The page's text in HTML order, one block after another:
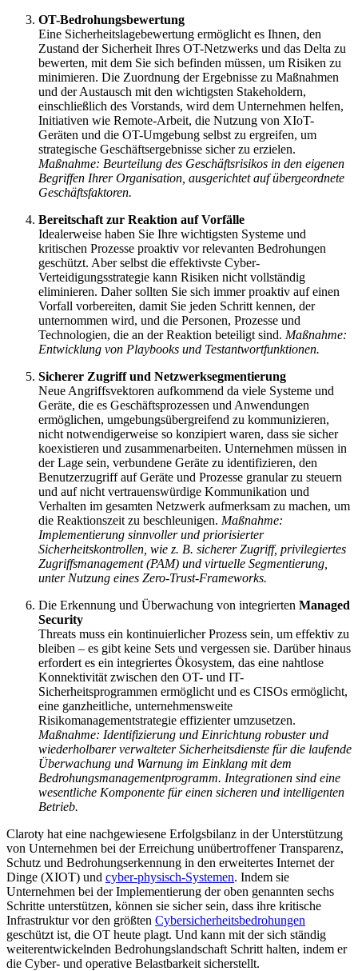
OT-Bedrohungsbewertung
Eine Sicherheitslagebewertung ermöglicht es Ihnen, den
Zustand der Sicherheit Ihres OT-Netzwerks und das Delta zu
bewerten, mit dem Sie sich befinden müssen, um Risiken zu
minimieren. Die Zuordnung der Ergebnisse zu Maßnahmen
und der Austausch mit den wichtigsten Stakeholdern,
einschließlich des Vorstands, wird dem Unternehmen helfen,
Initiativen wie Remote-Arbeit, die Nutzung von XIoT-
Geräten und die OT-Umgebung selbst zu ergreifen, um
strategische Geschäftsergebnisse sicher zu erzielen.
Maßnahme: Beurteilung des Geschäftsrisikos in den eigenen
Begriffen Ihrer Organisation, ausgerichtet auf übergeordnete
Geschäftsfaktoren.
Bereitschaft zur Reaktion auf Vorfälle
Idealerweise haben Sie Ihre wichtigsten Systeme und
kritischen Prozesse proaktiv vor relevanten Bedrohungen
geschützt. Aber selbst die effektivste Cyber-
Verteidigungsstrategie kann Risiken nicht vollständig
eliminieren. Daher sollten Sie sich immer proaktiv auf einen
Vorfall vorbereiten, damit Sie jeden Schritt kennen, der
unternommen wird, und die Personen, Prozesse und
Technologien, die an der Reaktion beteiligt sind. Maßnahme:
Entwicklung von Playbooks und Testantwortfunktionen.
Sicherer Zugriff und Netzwerksegmentierung
Neue Angriffsvektoren aufkommend da viele Systeme und
Geräte, die es Geschäftsprozessen und Anwendungen
ermöglichen, umgebungsübergreifend zu kommunizieren,
nicht notwendigerweise so konzipiert waren, dass sie sicher
koexistieren und zusammenarbeiten. Unternehmen müssen in
der Lage sein, verbundene Geräte zu identifizieren, den
Benutzerzugriff auf Geräte und Prozesse granular zu steuern
und auf nicht vertrauenswürdige Kommunikation und
Verhalten im gesamten Netzwerk aufmerksam zu machen, um
die Reaktionszeit zu beschleunigen. Maßnahme:
Implementierung sinnvoller und priorisierter
Sicherheitskontrollen, wie z. B. sicherer Zugriff, privilegiertes
Zugriffsmanagement (PAM) und virtuelle Segmentierung,
unter Nutzung eines Zero-Trust-Frameworks.
Die Erkennung und Überwachung von integrierten Managed
Security
Threats muss ein kontinuierlicher Prozess sein, um effektiv zu
bleiben – es gibt keine Sets und vergessen sie. Darüber hinaus
erfordert es ein integriertes Ökosystem, das eine nahtlose
Konnektivität zwischen den OT- und IT-
Sicherheitsprogrammen ermöglicht und es CISOs ermöglicht,
eine ganzheitliche, unternehmensweite
Risikomanagementstrategie effizienter umzusetzen.
Maßnahme: Identifizierung und Einrichtung robuster und
wiederholbarer verwalteter Sicherheitsdienste für die laufende
Überwachung und Warnung im Einklang mit dem
Bedrohungsmanagementprogramm. Integrationen sind eine
wesentliche Komponente für einen sicheren und intelligenten
Betrieb.
Claroty hat eine nachgewiesene Erfolgsbilanz in der Unterstützung
von Unternehmen bei der Erreichung unübertroffener Transparenz,
Schutz und Bedrohungserkennung in den erweitertes Internet der
Dinge (XIOT) und cyber-physisch-Systemen. Indem sie
Unternehmen bei der Implementierung der oben genannten sechs
Schritte unterstützen, können sie sicher sein, dass ihre kritische
Infrastruktur vor den größten Cybersicherheitsbedrohungen
geschützt ist, die OT heute plagt. Und kann mit der sich ständig
weiterentwickelnden Bedrohungslandschaft Schritt halten, indem er
die Cyber- und operative Belastbarkeit sicherstellt.